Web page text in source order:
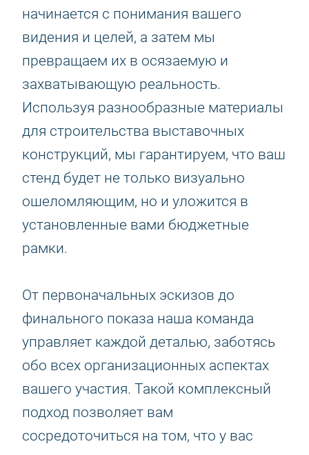
начинается с понимания вашего
видения и целей, а затем мы
превращаем их в осязаемую и
захватывающую реальность.
Используя разнообразные материалы
для строительства выставочных
конструкций, мы гарантируем, что ваш
стенд будет не только визуально
ошеломляющим, но и уложится в
установленные вами бюджетные
рамки.
От первоначальных эскизов до
финального показа наша команда
управляет каждой деталью, заботясь
обо всех организационных аспектах
вашего участия. Такой комплексный
подход позволяет вам
сосредоточиться на том, что у вас